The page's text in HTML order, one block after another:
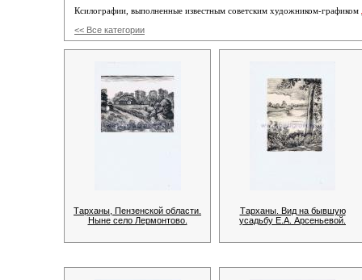
Ксилографии, выполненные известным советским художником-графиком
<< Все категории
Тарханы, Пензенской области.
Ныне село Лермонтово.
Тарханы. Вид на бывшую
усадьбу Е.А. Арсеньевой.